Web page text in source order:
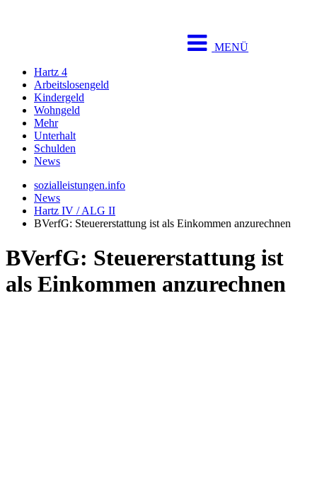
MENÜ
Hartz 4
Arbeitslosengeld
Kindergeld
Wohngeld
Mehr
Unterhalt
Schulden
News
sozialleistungen.info
News
Hartz IV / ALG II
BVerfG: Steuererstattung ist als Einkommen anzurechnen
BVerfG: Steuererstattung ist
als Einkommen anzurechnen